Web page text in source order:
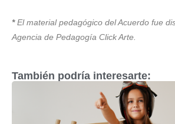
*El material pedagógico del Acuerdo fue
Agencia de Pedagogía Click Arte.
También podría interesarte: